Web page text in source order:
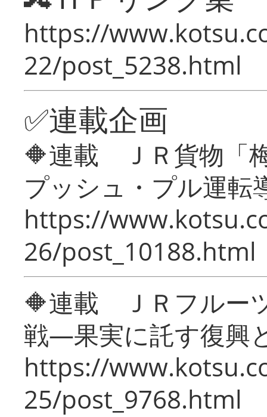
https://
22/post_5238.html
✅連載企画
🔶連載 ＪＲ貨物「
プッシュ・プル運転
https://
26/post_10188.html
🔶連載 ＪＲフルー
戦―果実に託す復興
https://
25/post_9768.html